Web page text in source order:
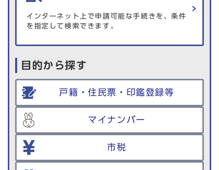
インターネット上で申請可能な手続きを、条件
を指定して検索できます。
目的から探す
戸籍・住民票・印鑑登録等
マイナンバー
市税